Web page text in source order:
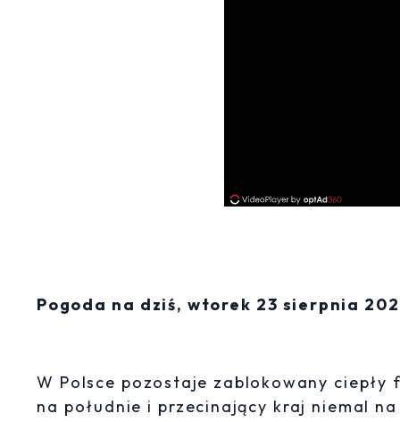
Pogoda na dziś, wtorek 23 sierpnia
W Polsce pozostaje zablokowany
na południe i przecinający kraj niemal